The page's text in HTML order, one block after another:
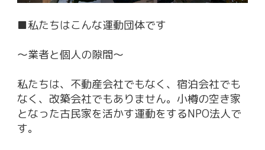
■私たちはこんな運動団体です
〜業者と個人の隙間〜
私たちは、不動産会社でもなく、宿泊会社でも
なく、改築会社でもありません。小樽の空き家
となった古民家を活かす運動をするNPO法人で
す。